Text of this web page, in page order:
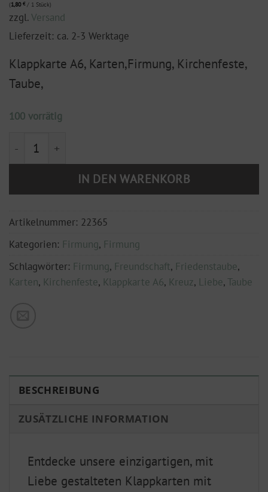
(1,80 €/ 1 Stück)
zzgl.Versand
Lieferzeit: ca. 2-3 Werktage
Klappkarte A6, Karten,Firmung, Kirchenfeste,
Taube,
100 vorrätig
Klappkarte DIN A6 mit Hülle "Firmung" Taube, lila
IN DEN WARENKORB
Artikelnummer: 22365
Kategorien: Firmung, Firmung
Schlagwörter: Firmung, Freundschaft, Friedenstaube,
Karten, Kirchenfeste, Klappkarte A6, Kreuz, Liebe, Taube
BESCHREIBUNG
ZUSÄTZLICHE INFORMATION
Entdecke unsere einzigartigen, mit
Liebe gestalteten Klappkarten mit